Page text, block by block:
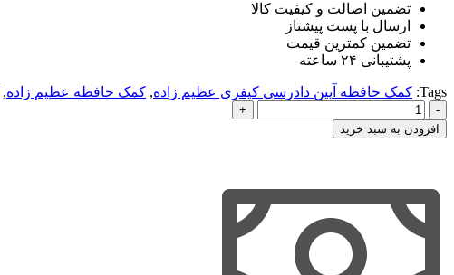
تضمین اصالت و کیفیت کالا
ارسال با پست پیشتاز
تضمین کمترین قیمت
پشتیبانی ۲۴ ساعته
Tags: کمک حافظه آیین دادرسی کیفری عظیم زاده, کمک حافظه عظیم زاده,
کمک
حافظه
آیین
عظیم
زاده
عدد
افزودن به سبد خرید